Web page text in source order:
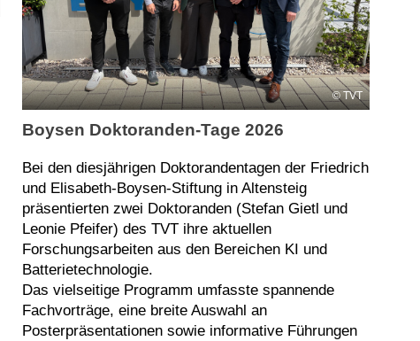
TVT
Boysen Doktoranden-Tage 2026
Bei den diesjährigen Doktorandentagen der Friedrich
und Elisabeth‑Boysen‑Stiftung in Altensteig
präsentierten zwei Doktoranden (Stefan Gietl und
Leonie Pfeifer) des TVT ihre aktuellen
Forschungsarbeiten aus den Bereichen KI und
Batterietechnologie.
Das vielseitige Programm umfasste spannende
Fachvorträge, eine breite Auswahl an
Posterpräsentationen sowie informative Führungen